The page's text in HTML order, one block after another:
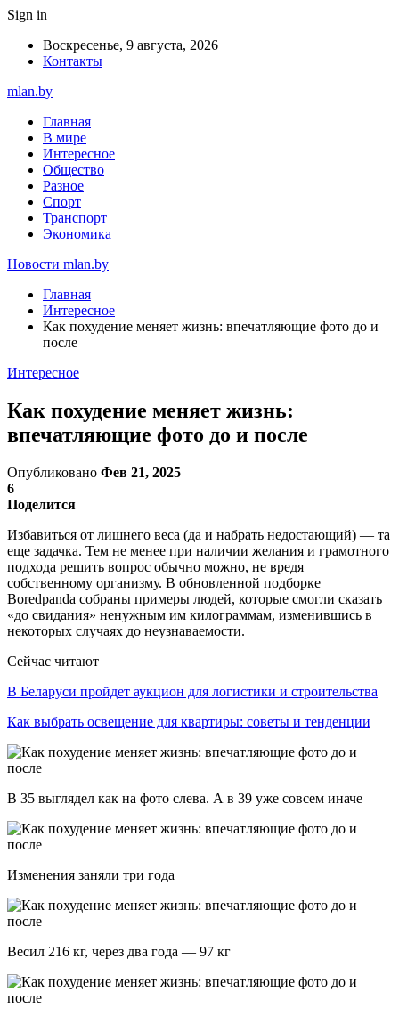
Sign in
Воскресенье, 9 августа, 2026
Контакты
mlan.by
Главная
В мире
Интересное
Общество
Разное
Спорт
Транспорт
Экономика
Новости mlan.by
Главная
Интересное
Как похудение меняет жизнь: впечатляющие фото до и
после
Интересное
Как похудение меняет жизнь:
впечатляющие фото до и после
Опубликовано Фев 21, 2025
6
Поделится
Избавиться от лишнего веса (да и набрать недостающий) — та
еще задачка. Тем не менее при наличии желания и грамотного
подхода решить вопрос обычно можно, не вредя
собственному организму. В обновленной подборке
Boredpanda собраны примеры людей, которые смогли сказать
«до свидания» ненужным им килограммам, изменившись в
некоторых случаях до неузнаваемости.
Сейчас читают
В Беларуси пройдет аукцион для логистики и строительства
Как выбрать освещение для квартиры: советы и тенденции
В 35 выглядел как на фото слева. А в 39 уже совсем иначе
Изменения заняли три года
Весил 216 кг, через два года — 97 кг